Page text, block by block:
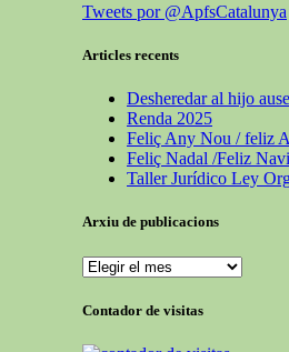
Tweets por @ApfsCatalunya
Articles recents
Desheredar al hijo
Renda 2025
Feliç Any Nou / feliz
Feliç Nadal /Feliz
Taller Jurídico Ley
Arxiu de publicacions
Contador de visitas